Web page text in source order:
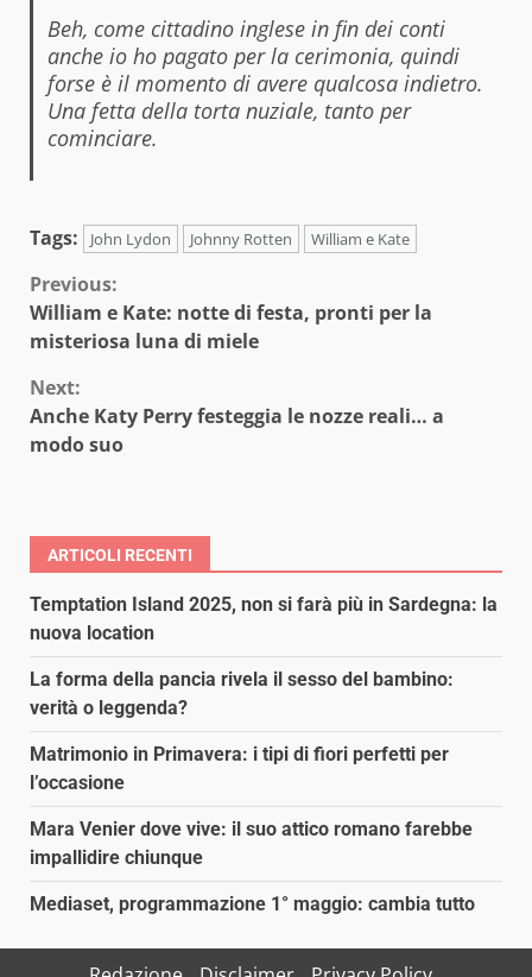
Beh, come cittadino inglese in fin dei conti
anche io ho pagato per la cerimonia, quindi
forse è il momento di avere qualcosa indietro.
Una fetta della torta nuziale, tanto per
cominciare.
Tags: John Lydon Johnny Rotten William e Kate
Continue
Reading
Previous:
William e Kate: notte di festa, pronti per la
misteriosa luna di miele
Next:
Anche Katy Perry festeggia le nozze reali… a
modo suo
ARTICOLI RECENTI
Temptation Island 2025, non si farà più in Sardegna: la
nuova location
La forma della pancia rivela il sesso del bambino:
verità o leggenda?
Matrimonio in Primavera: i tipi di fiori perfetti per
l’occasione
Mara Venier dove vive: il suo attico romano farebbe
impallidire chiunque
Mediaset, programmazione 1° maggio: cambia tutto